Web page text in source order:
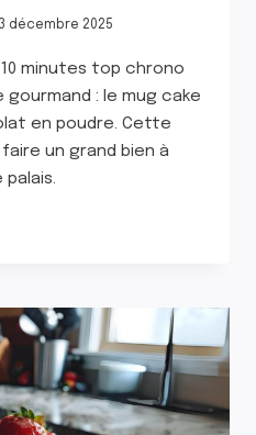
décembre 2025
minutes top chrono
: le mug cake
en poudre. Cette
un grand bien à